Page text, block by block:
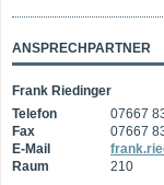
ANSPRECHPARTNER
Frank Riedinger
Telefon
07667
Fax
07667
E-Mail
Raum
210